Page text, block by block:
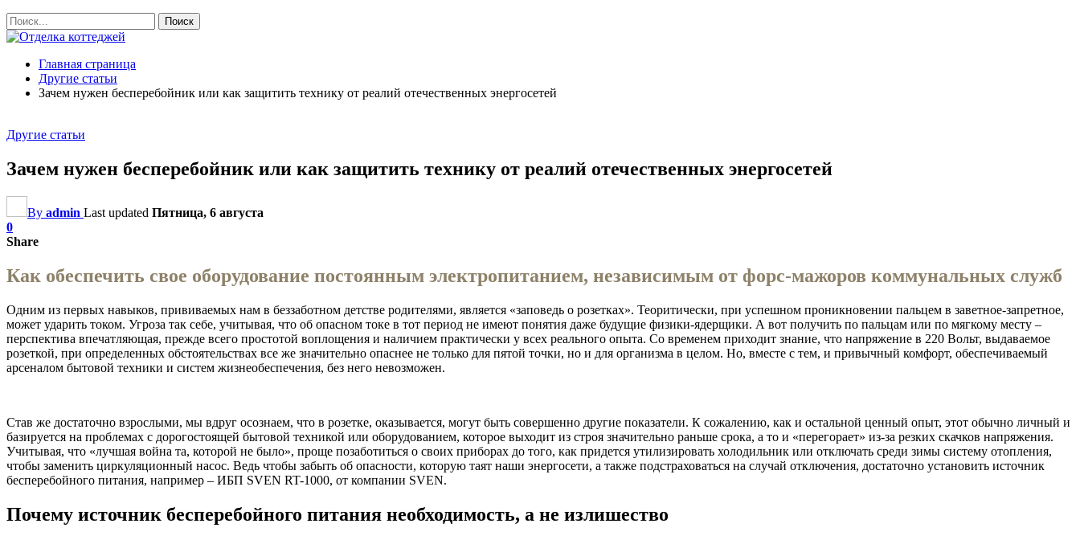
Главная страница
Другие статьи
Зачем нужен бесперебойник или как защитить технику от реалий отечественных энергосетей
Другие статьи
Зачем нужен бесперебойник или как защитить технику от реалий отечественных энергосетей
By admin Last updated Пятница, 6 августа
0
Share
Как обеспечить свое оборудование постоянным электропитанием, независимым от форс-мажоров коммунальных служб
Одним из первых навыков, прививаемых нам в беззаботном детстве родителями, является «заповедь о розетках». Теоритически, при успешном проникновении пальцем в заветное-запретное,
может ударить током. Угроза так себе, учитывая, что об опасном токе в тот период не имеют понятия даже будущие физики-ядерщики. А вот получить по пальцам или по мягкому месту –
перспектива впечатляющая, прежде всего простотой воплощения и наличием практически у всех реального опыта. Со временем приходит знание, что напряжение в 220 Вольт, выдаваемое
розеткой, при определенных обстоятельствах все же значительно опаснее не только для пятой точки, но и для организма в целом. Но, вместе с тем, и привычный комфорт, обеспечиваемый
арсеналом бытовой техники и систем жизнеобеспечения, без него невозможен.
Став же достаточно взрослыми, мы вдруг осознаем, что в розетке, оказывается, могут быть совершенно другие показатели. К сожалению, как и остальной ценный опыт, этот обычно личный и
базируется на проблемах с дорогостоящей бытовой техникой или оборудованием, которое выходит из строя значительно раньше срока, а то и «перегорает» из-за резких скачков напряжения.
Учитывая, что «лучшая война та, которой не было», проще позаботиться о своих приборах до того, как придется утилизировать холодильник или отключать среди зимы систему отопления,
чтобы заменить циркуляционный насос. Ведь чтобы забыть об опасности, которую таят наши энергосети, а также подстраховаться на случай отключения, достаточно установить источник
бесперебойного питания, например – ИБП SVEN RT-1000, от компании SVEN.
Почему источник бесперебойного питания необходимость, а не излишество